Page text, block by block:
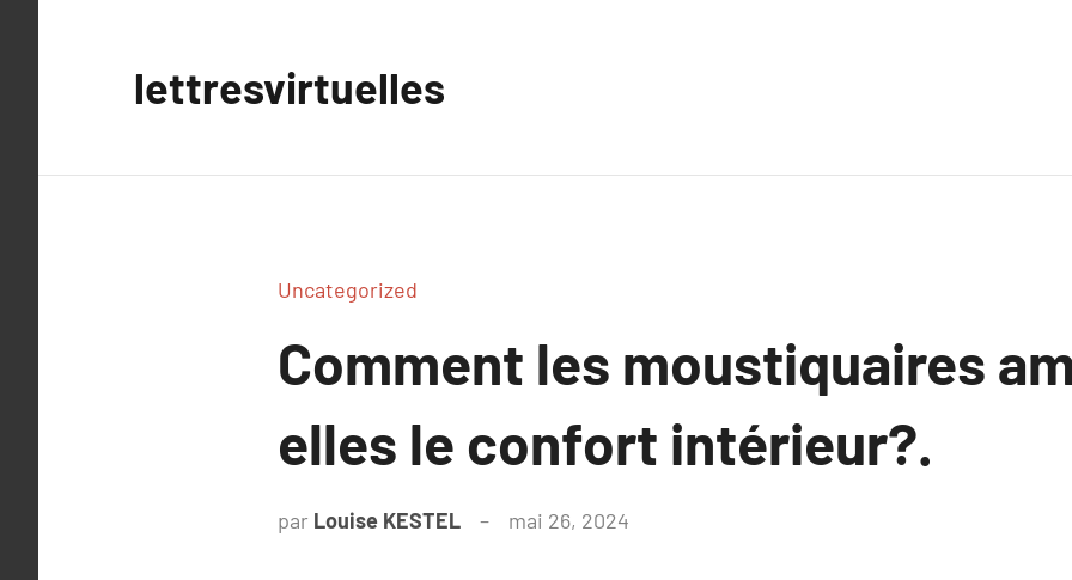
lettresvirtuelles
Uncategorized
Comment les moustiquaires
elles le confort intérieur?.
par Louise KESTEL mai 26, 2024